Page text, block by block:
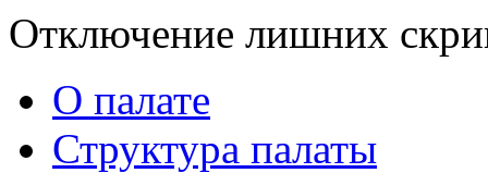
Отключение лишних
О палате
Структура палаты